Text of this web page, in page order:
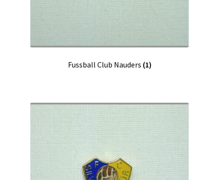
Fussball Club Nauders (1)